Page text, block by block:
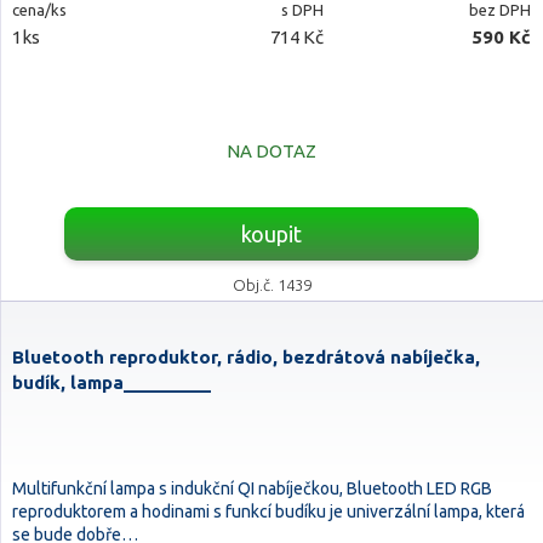
cena/ks s DPH bez DPH
1ks 714 Kč 590 Kč
NA DOTAZ
koupit
Obj.č. 1439
Bluetooth reproduktor, rádio, bezdrátová nabíječka,
budík, lampa_________
Multifunkční lampa s indukční QI nabíječkou, Bluetooth LED RGB
reproduktorem a hodinami s funkcí budíku je univerzální lampa, která
se bude dobře…